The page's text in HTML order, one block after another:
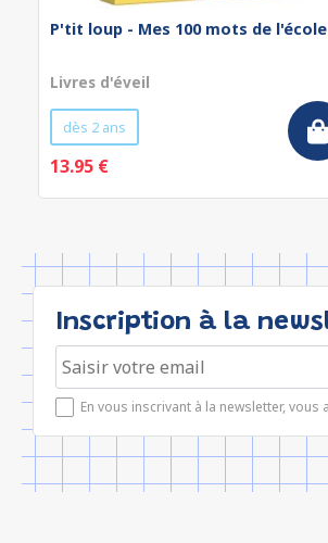
P'tit loup - Mes 100 mots de l'école
Livres d'éveil
dès 2 ans
13.95 €
Inscription à la
En vous inscrivant à la newsletter, vous